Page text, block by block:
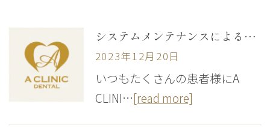
システムメンテナンスによるWeb予約・アプリ一時停止のお知らせ
2023年12月20日
いつもたくさんの患者様にA
CLINI…[read more]